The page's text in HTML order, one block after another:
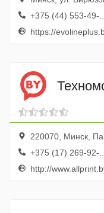
+375 (44) 553-49-...
https://
220070, Минск,
+375 (17) 269-92-...
http://